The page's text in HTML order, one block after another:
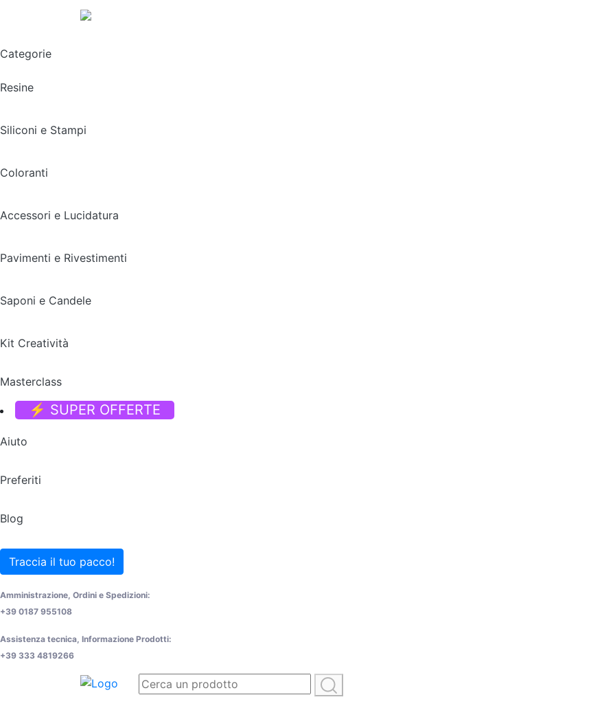
Categorie
Resine
Siliconi e Stampi
Coloranti
Accessori e Lucidatura
Pavimenti e Rivestimenti
Saponi e Candele
Kit Creatività
Masterclass
⚡ SUPER OFFERTE
Aiuto
Preferiti
Blog
Traccia il tuo pacco!
Amministrazione, Ordini e Spedizioni:
+39 0187 955108
Assistenza tecnica, Informazione Prodotti:
+39 333 4819266